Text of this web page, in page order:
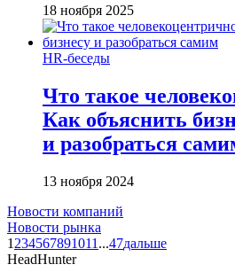
18 ноября 2025
HR-беседы
Что такое
Как объяснить
и разобраться
13 ноября 2024
Новости компаний
Новости рынка
1 234567891011 ...47дальше
HeadHunter